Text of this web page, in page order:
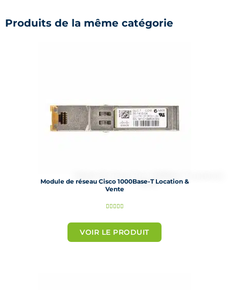
Produits de la même catégorie
Module de réseau Cisco 1000Base-T Location &
Vente
N
t
é
VOIR LE PRODUIT